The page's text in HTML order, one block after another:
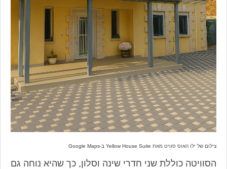
צילום של ילו האוס סוויט מאת Yellow House Suite ב-Google Maps
הסוויטה כוללת שני חדרי שינה וסלון, כך שהיא נוחה גם